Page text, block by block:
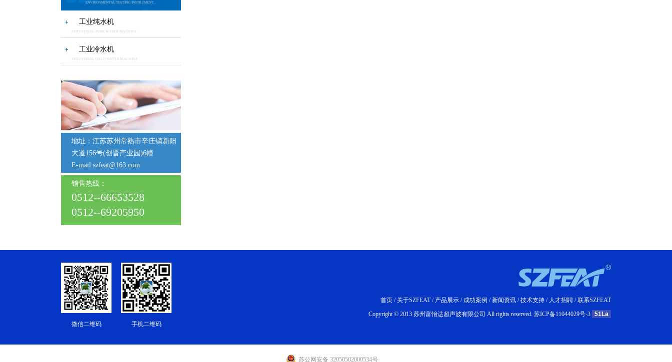
ENVIRONMENTAL TESTING INSTRUMENT...
工业纯水机
INDUSTRIAL PURE WATER MACHINE
工业冷水机
INDUSTRIAL COLD WATER MACHINE
地址：江苏苏州常熟市辛庄镇新阳
大道156号(创晋产业园)6幢
E-mail:szfeat@163.com
销售热线：
0512--66653528
0512--69205950
首页 / 关于SZFEAT/ 产品展示 / 成功案例 /新闻资讯 /技术支持 / 人才招聘 /联系SZFEAT
Copyright © 2013 苏州富怡达超声波有限公司 All rights reserved. 苏ICP备11044029号-3 51La
微信二维码
手机二维码
苏公网安备 32050502000534号